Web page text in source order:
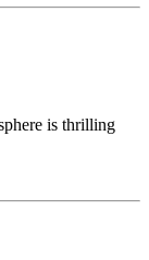
is thrilling